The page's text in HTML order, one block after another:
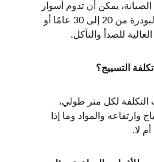
الصيانة، يمكن أن تدوم أسوار
الألومنيوم المطلية بالبودرة من 20 إلى 30 عامًا أو
للصدأ والتآكل.
التسييج؟
التكلفة لكل متر طولي،
وارتفاعه والمواد وما إذا
لا.